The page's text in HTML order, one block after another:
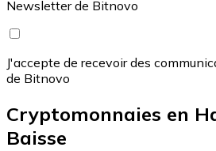
Newsletter de Bitnovo
J'accepte de recevoir des
de Bitnovo
Cryptomonnaies en
Baisse